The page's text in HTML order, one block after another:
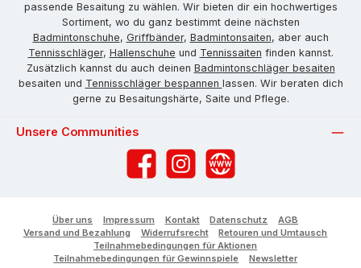
passende Besaitung zu wählen. Wir bieten dir ein hochwertiges
Sortiment, wo du ganz bestimmt deine nächsten
Badmintonschuhe, Griffbänder, Badmintonsaiten, aber auch
Tennisschläger, Hallenschuhe und Tennissaiten finden kannst.
Zusätzlich kannst du auch deinen Badmintonschläger besaiten
besaiten und Tennisschläger bespannen lassen. Wir beraten dich
gerne zu Besaitungshärte, Saite und Pflege.
Unsere Communities
FacebookInstagramWebsite
Über uns Impressum Kontakt Datenschutz
AGB
Versand und Bezahlung
Widerrufsrecht
Retouren und Umtausch
Teilnahmebedingungen für Aktionen
Teilnahmebedingungen für Gewinnspiele
Newsletter